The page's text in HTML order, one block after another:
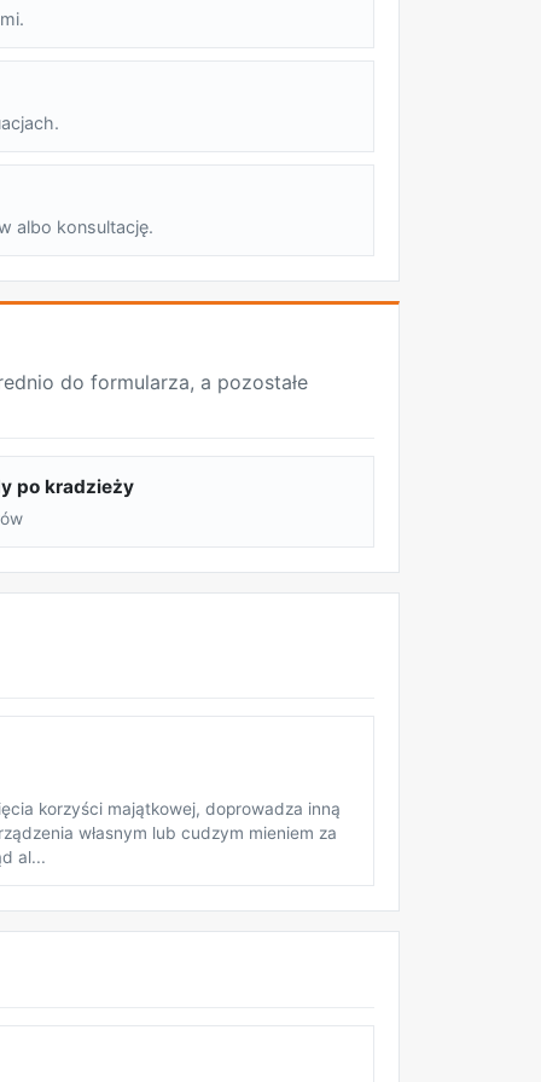
albo konsultację.
do formularza, a pozostałe
po kradzieży
korzyści majątkowej, doprowadza inną
własnym lub cudzym mieniem za
al...